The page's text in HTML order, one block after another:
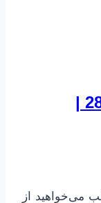
چطور بهتر یاد بگیریم | 28 |
می‌خواهید از